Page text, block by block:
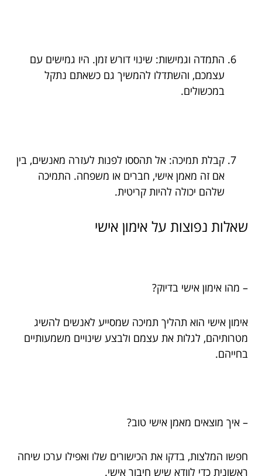
התמדה וגמישות: שינוי דורש זמן. היו גמישים עם
עצמכם, והשתדלו להמשיך גם כשאתם נתקל
במכשולים.
קבלת תמיכה: אל תהססו לפנות לעזרה מאנשים, בין
אם זה מאמן אישי, חברים או משפחה. התמיכה
שלהם יכולה להיות קריטית.
שאלות נפוצות על אימון אישי
– מהו אימון אישי בדיוק?
אימון אישי הוא תהליך תמיכה שמסייע לאנשים להשיג
מטרותיהם, לגלות את עצמם ולבצע שינויים משמעותיים
בחייהם.
– איך מוצאים מאמן אישי טוב?
חפשו המלצות, בדקו את הכישורים שלו ואפילו ערכו שיחה
ראשונית כדי לוודא שיש חיבור אישי.